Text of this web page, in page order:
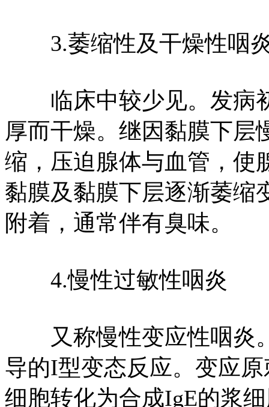
3.萎缩性及干燥性咽
临床中较少见。发病
厚而干燥。继因黏膜下层
缩，压迫腺体与血管，使
黏膜及黏膜下层逐渐萎缩
附着，通常伴有臭味。
4.慢性过敏性咽炎
又称慢性变应性咽炎
导的I型变态反应。变应
细胞转化为合成IgE的浆